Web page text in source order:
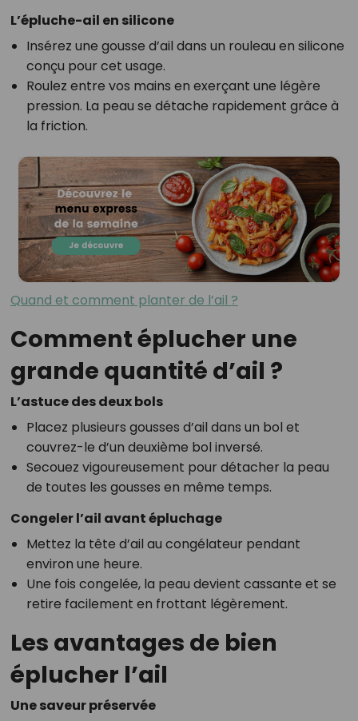
L’épluche-ail en silicone
Insérez une gousse d’ail dans un rouleau en silicone
conçu pour cet usage.
Roulez entre vos mains en exerçant une légère
pression. La peau se détache rapidement grâce à
la friction.
Quand et comment planter de l’ail ?
Comment éplucher une
grande quantité d’ail ?
L’astuce des deux bols
Placez plusieurs gousses d’ail dans un bol et
couvrez-le d’un deuxième bol inversé.
Secouez vigoureusement pour détacher la peau
de toutes les gousses en même temps.
Congeler l’ail avant épluchage
Mettez la tête d’ail au congélateur pendant
environ une heure.
Une fois congelée, la peau devient cassante et se
retire facilement en frottant légèrement.
Les avantages de bien
éplucher l’ail
Une saveur préservée